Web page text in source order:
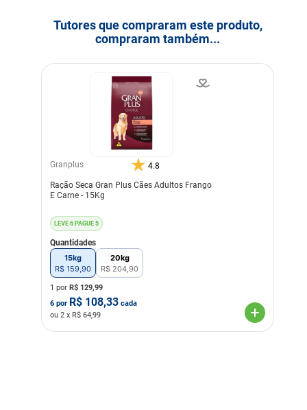
Tutores que compraram este produto,
compraram também...
Granplus 4.8
Ração Seca Gran Plus Cães Adultos Frango
E Carne - 15Kg
LEVE 6 PAGUE 5
Quantidades
15kg
R$ 159,90
20kg
R$ 204,90
1 por R$ 129,99
6 por R$ 108,33 cada
ou 2 x R$ 64,99